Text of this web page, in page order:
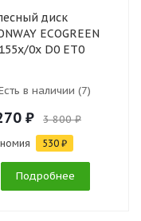
диск
ECOGREEN
0x D0 ET0
в наличии (7)
₽ 3 800 ₽
530 ₽
Подробнее